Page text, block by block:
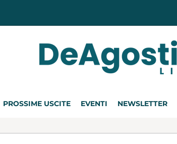
PROSSIME USCITE EVENTI NEWSLETTER